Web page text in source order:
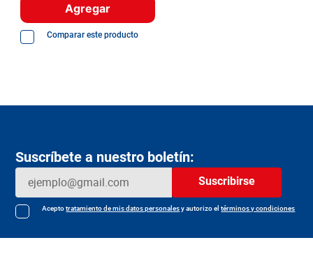
Agregar
Comparar este producto
Suscríbete a nuestro boletín:
Suscribirse
Aceptotratamiento de mis datos personalesy autorizo eltérminos y condiciones